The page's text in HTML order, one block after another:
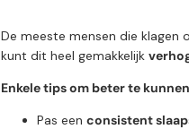
De meeste mensen die klagen
kunt dit heel gemakkelijk
Enkele tips om beter te
Pas een consistent